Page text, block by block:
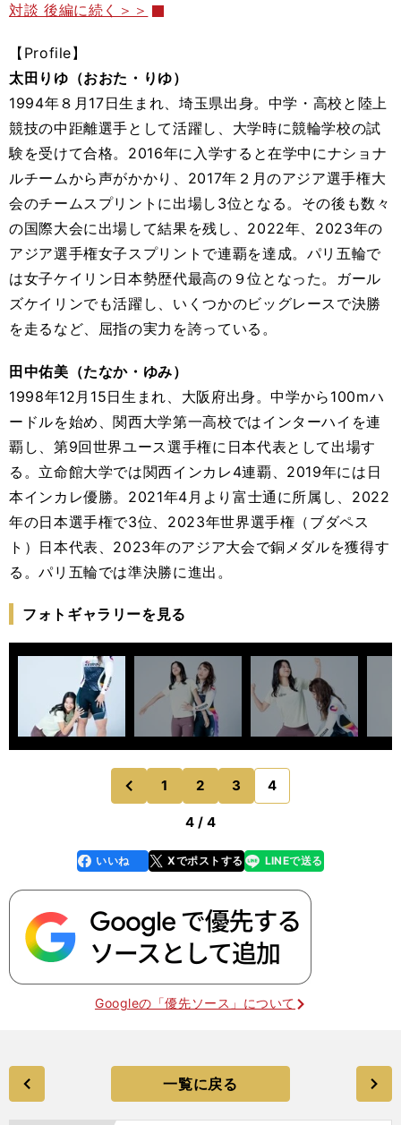
対談 後編に続く＞＞
【Profile】
太田りゆ（おおた・りゆ）
1994年８月17日生まれ、埼玉県出身。中学・高校と陸上
競技の中距離選手として活躍し、大学時に競輪学校の試
験を受けて合格。2016年に入学すると在学中にナショナ
ルチームから声がかかり、2017年２月のアジア選手権大
会のチームスプリントに出場し3位となる。その後も数々
の国際大会に出場して結果を残し、2022年、2023年の
アジア選手権女子スプリントで連覇を達成。パリ五輪で
は女子ケイリン日本勢歴代最高の９位となった。ガール
ズケイリンでも活躍し、いくつかのビッグレースで決勝
を走るなど、屈指の実力を誇っている。
田中佑美（たなか・ゆみ）
1998年12月15日生まれ、大阪府出身。中学から100mハ
ードルを始め、関西大学第一高校ではインターハイを連
覇し、第9回世界ユース選手権に日本代表として出場す
る。立命館大学では関西インカレ4連覇、2019年には日
本インカレ優勝。2021年4月より富士通に所属し、2022
年の日本選手権で3位、2023年世界選手権（ブダペス
ト）日本代表、2023年のアジア大会で銅メダルを獲得す
る。パリ五輪では準決勝に進出。
フォトギャラリーを見る
前
のページへ
1 2 3 4
4 / 4
faceboo
k
いいね Xでポストする
line LINEで送る
Googleの「優先ソース」について
一覧に戻る